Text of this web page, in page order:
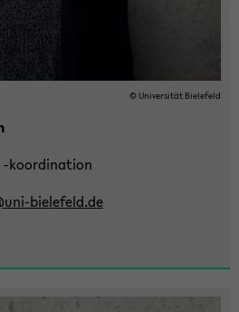
© Uni­ver­si­tät Bie­le­feld
-​koordination
​bielefeld.de